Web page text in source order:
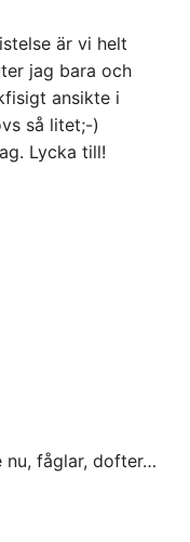
är vi helt
jag bara och
ansikte i
så litet;-)
Lycka till!
nu, fåglar, dofter…